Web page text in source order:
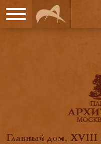
Главный дом, XVIII